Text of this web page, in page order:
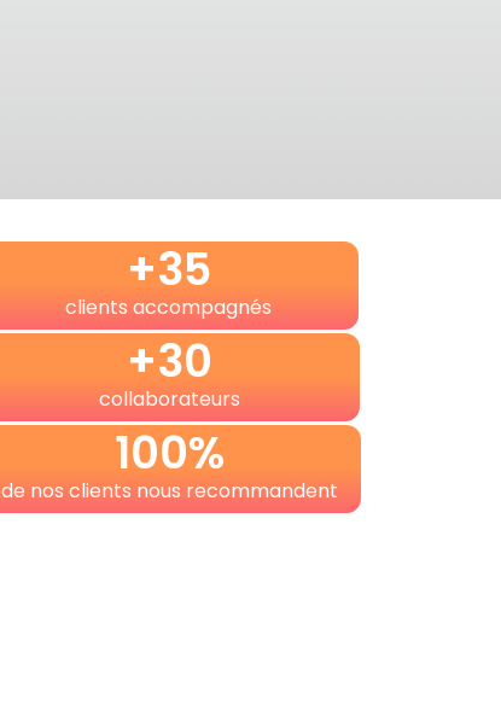
clients accompagnés
+35
collaborateurs
+30
de nos clients nous recommandent
100%